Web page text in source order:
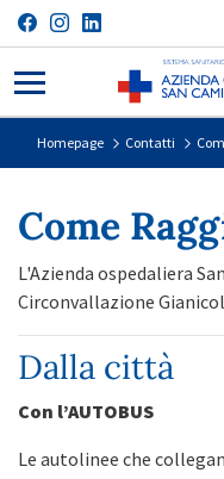
Come
Homepage Contatti
Come
L'Azienda ospedaliera
Circonvallazione
Dalla città
Con l’AUTOBUS
Le autolinee che